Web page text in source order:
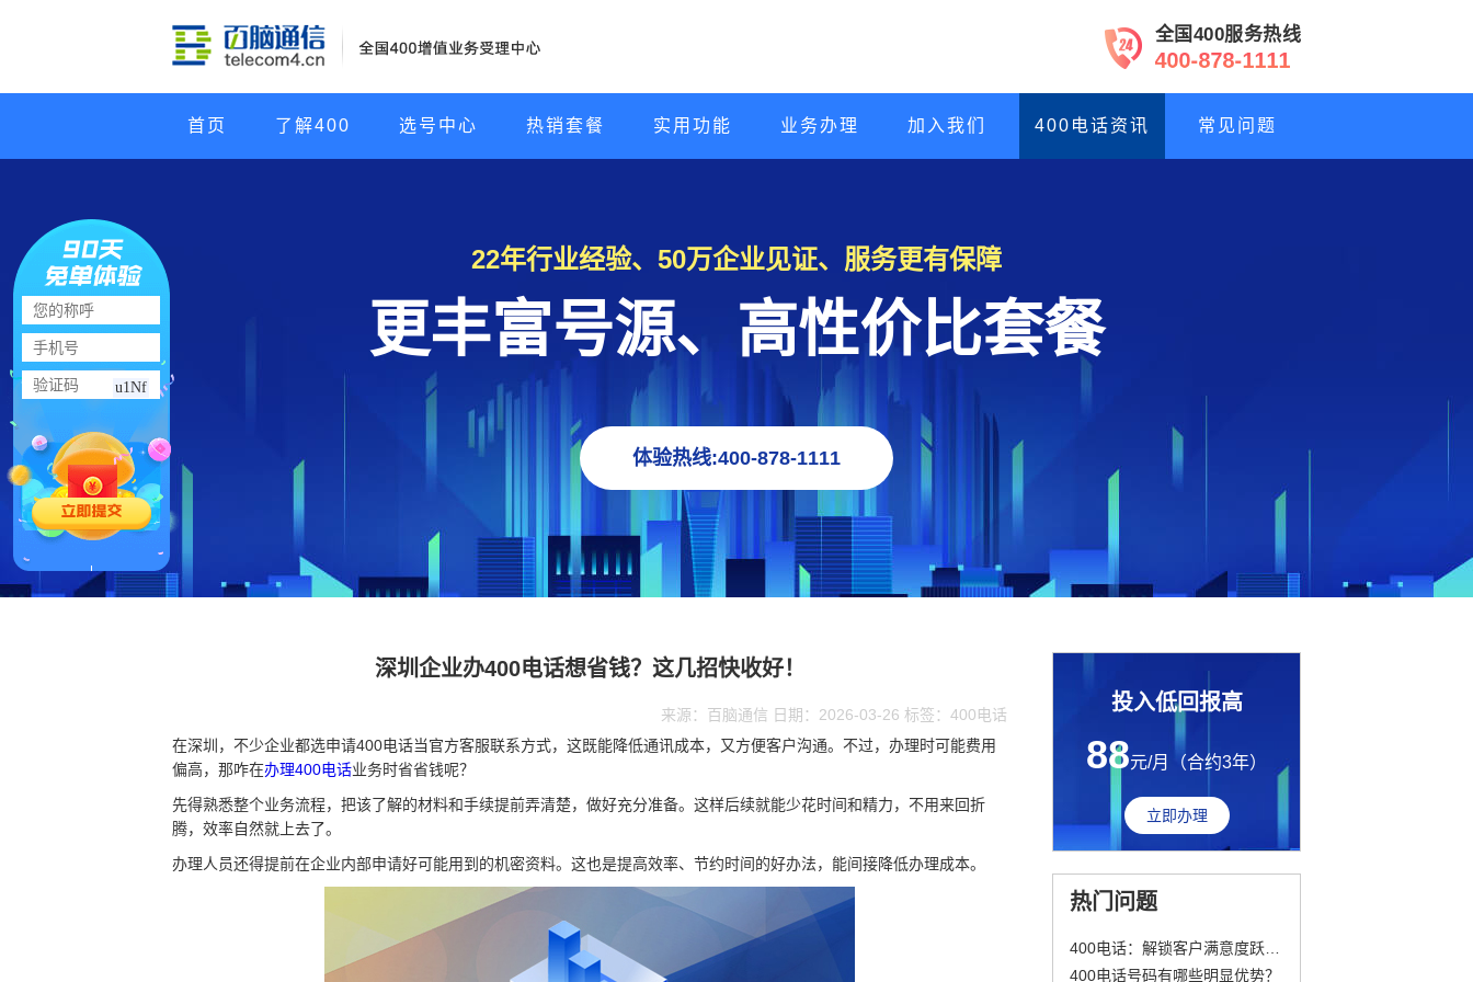
全国400服务热线
400-878-1111
首页 了解400 选号中心 热销套餐 实用功能 业务办理 加入我们 400电话资讯 常见问题
22年行业经验、50万企业见证、服务更有保障
更丰富号源、高性价比套餐
体验热线:400-878-1111
深圳企业办400电话想省钱？这几招快收好！
来源：百脑通信 日期：2026-03-26 标签：400电话
在深圳，不少企业都选申请400电话当官方客服联系方式，这既能降低通讯成本，又方便客户沟通。不过，办理时可能费用
偏高，那咋在办理400电话业务时省省钱呢？
先得熟悉整个业务流程，把该了解的材料和手续提前弄清楚，做好充分准备。这样后续就能少花时间和精力，不用来回折
腾，效率自然就上去了。
办理人员还得提前在企业内部申请好可能用到的机密资料。这也是提高效率、节约时间的好办法，能间接降低办理成本。
投入低回报高
88元/月（合约3年）
立即办理
热门问题
400电话号码有哪些明显优势？
u1Nf